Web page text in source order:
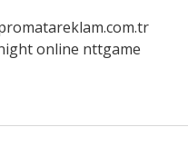
online nttgame